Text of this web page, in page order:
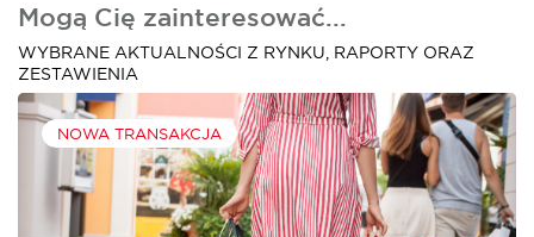
Mogą Cię zainteresować...
WYBRANE AKTUALNOŚCI Z RYNKU, RAPORTY ORAZ
ZESTAWIENIA
NOWA TRANSAKCJA